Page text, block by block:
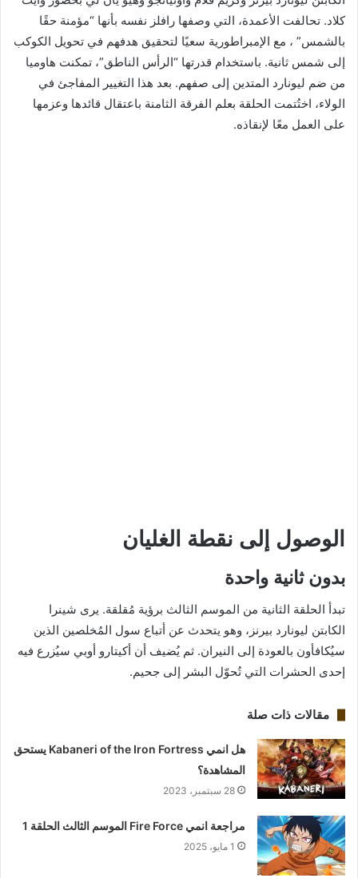
كلاد. تحالفت الأعمدة، التي وصفها رافلز نفسه بأنها “مؤمنة حقًا
بالشمس” ، مع الإمبراطورية سعيًا لتحقيق هدفهم في تحويل الكوكب
إلى شمس ثانية. باستخدام قدرتها “الرأس الناطق”، تمكنت هاوميا
من ضم ليونارد المتدين إلى صفهم. بعد هذا التغيير المفاجئ في
الولاء، اختُتمت الحلقة بعلم الفرقة الثامنة باعتقال قائدها وعزمها
على العمل معًا لإنقاذه.
الوصول إلى نقطة الغليان
بدون ثانية واحدة
تبدأ الحلقة الثانية من الموسم الثالث برؤية مُقلقة. يرى شينرا
الكابتن ليونارد بيرنز، وهو يتحدث عن أتباع سول المُخلصين الذين
سيُكافأون بالعودة إلى النيران. ثم يُضيف أن أكيتارو أوبي سيُزرع فيه
إحدى الحشرات التي تُحوّل البشر إلى جحيم.
مقالات ذات صلة
هل انمي Kabaneri of the Iron Fortress يستحق
المشاهدة؟
28 سبتمبر، 2023
مراجعة انمي Fire Force الموسم الثالث الحلقة 1
1 مايو، 2025